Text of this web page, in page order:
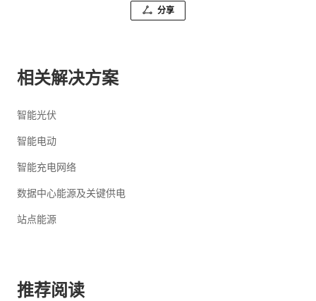
分享
相关解决方案
智能光伏
智能电动
智能充电网络
数据中心能源及关键供电
站点能源
推荐阅读